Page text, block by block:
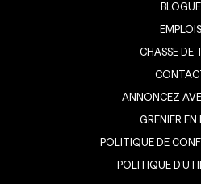
BLOGUE
EMPLOIS
CHASSE DE
ANNONCEZ
GRENIER EN
POLITIQUE DE
POLITIQUE